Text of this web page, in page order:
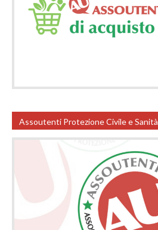
Assoutenti Protezione Civile e Sanità